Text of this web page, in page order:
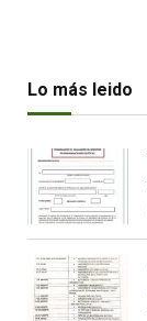
Lo más leido